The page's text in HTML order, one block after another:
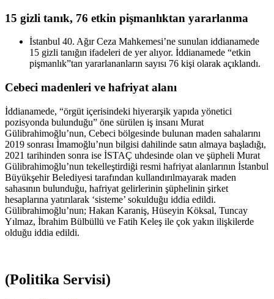
15 gizli tanık, 76 etkin pişmanlıktan yararlanma
İstanbul 40. Ağır Ceza Mahkemesi’ne sunulan iddianamede
15 gizli tanığın ifadeleri de yer alıyor. İddianamede “etkin
pişmanlık”tan yararlananların sayısı 76 kişi olarak açıklandı.
Cebeci madenleri ve hafriyat alanı
İddianamede, “örgüt içerisindeki hiyerarşik yapıda yönetici
pozisyonda bulunduğu” öne sürülen iş insanı Murat
Gülibrahimoğlu’nun, Cebeci bölgesinde bulunan maden sahalarını
2019 sonrası İmamoğlu’nun bilgisi dahilinde satın almaya başladığı,
2021 tarihinden sonra ise İSTAÇ uhdesinde olan ve şüpheli Murat
Gülibrahimoğlu’nun tekelleştirdiği resmi hafriyat alanlarının İstanbul
Büyükşehir Belediyesi tarafından kullandırılmayarak maden
sahasının bulunduğu, hafriyat gelirlerinin şüphelinin şirket
hesaplarına yatırılarak ‘sisteme’ sokulduğu iddia edildi.
Gülibrahimoğlu’nun; Hakan Karaniş, Hüseyin Köksal, Tuncay
Yılmaz, İbrahim Bülbüllü ve Fatih Keleş ile çok yakın ilişkilerde
olduğu iddia edildi.
(Politika Servisi)